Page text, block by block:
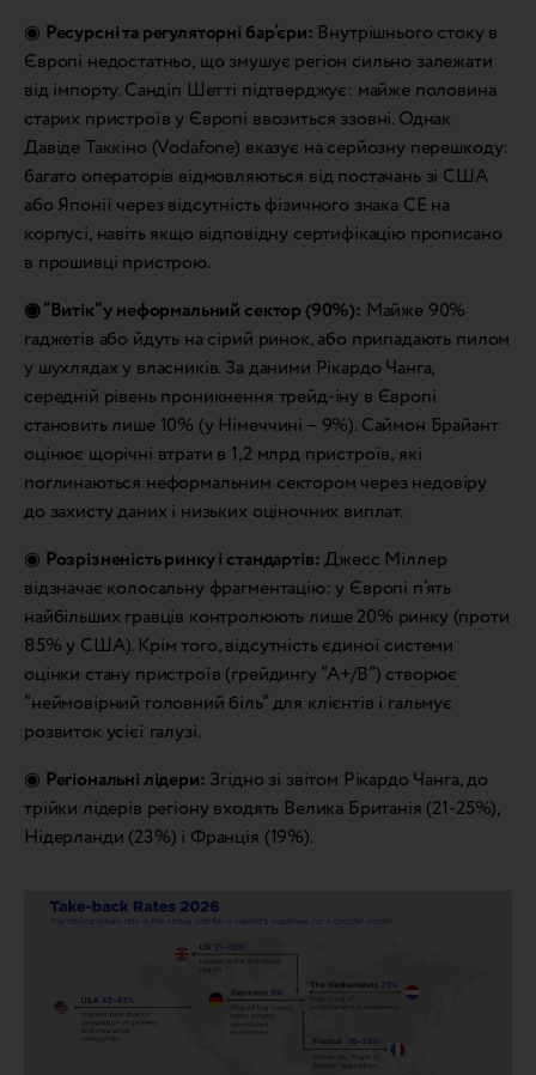
◉ Ресурсні та регуляторні бар’єри: Внутрішнього стоку в
Європі недостатньо, що змушує регіон сильно залежати
від імпорту. Сандіп Шетті підтверджує: майже половина
старих пристроїв у Європі ввозиться ззовні. Однак
Давіде Таккіно (Vodafone) вказує на серйозну перешкоду:
багато операторів відмовляються від постачань зі США
або Японії через відсутність фізичного знака СЕ на
корпусі, навіть якщо відповідну сертифікацію прописано
в прошивці пристрою.
◉ “Витік” у неформальний сектор (90%): Майже 90%
гаджетів або йдуть на сірий ринок, або припадають пилом
у шухлядах у власників. За даними Рікардо Чанга,
середній рівень проникнення трейд-іну в Європі
становить лише 10% (у Німеччині – 9%). Саймон Брайант
оцінює щорічні втрати в 1,2 млрд пристроїв, які
поглинаються неформальним сектором через недовіру
до захисту даних і низьких оціночних виплат.
◉ Розрізненість ринку і стандартів:Джесс Міллер
відзначає колосальну фрагментацію: у Європі п’ять
найбільших гравців контролюють лише 20% ринку (проти
85% у США). Крім того, відсутність єдиної системи
оцінки стану пристроїв (грейдингу “A+/B”) створює
“неймовірний головний біль” для клієнтів і гальмує
розвиток усієї галузі.
◉ Регіональні лідери: Згідно зі звітом Рікардо Чанга, до
трійки лідерів регіону входять Велика Британія (21-25%),
Нідерланди (23%) і Франція (19%).